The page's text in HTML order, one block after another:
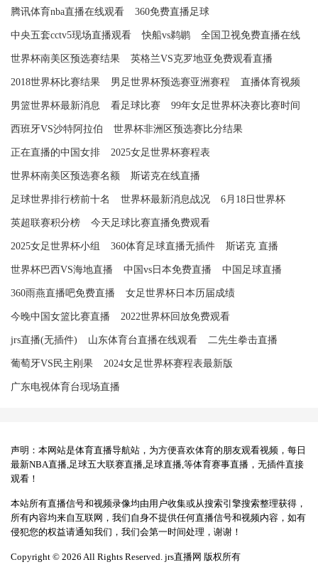
腾讯体育nba直播在线观看 360免费直播足球
中央五套cctv5现场直播观看 快船vs鹈鹕 全国卫视免费直播在线
世界杯南美区预选赛结果 英格兰VS克罗地亚免费观看直播
2018世界杯比赛结果 男足世界杯预选赛亚洲赛程 直播体育视频
男篮世界杯最新消息 看足球比赛 99年女足世界杯决赛比赛时间
西班牙VS沙特阿拉伯 世界杯非洲区预选赛比分结果
正在直播的中国女排 2025女足世界杯赛程表
世界杯南美区预选赛名额 斯诺克在线直播
足球世界排行榜前十名 世界杯最新消息战况 6月18日世界杯
英超联赛积分榜 今天足球比赛直播免费观看
2025女足世界杯小组 360体育足球直播无插件 斯诺克 直播
世界杯巴西VS海地直播 中国vs日本免费直播 中国足球直播
360雨燕直播吧免费直播 女足世界杯日本历届成绩
今晚中国女篮比赛直播 2022世界杯回放免费观看
jrs直播(无插件) 山东体育台直播在线观看 二先生拳击直播
葡萄牙VS民主刚果 2024女足世界杯赛程表最新版
广东电视体育台现场直播
声明：本网站是体育直播导航站，为方便喜欢体育的朋友观看视频，每日
最新NBA直播,足球五大联赛直播,足球直播,等体育赛事直播，无插件直接
观看！
本站所有直播信号和视频录像均由用户收集或从搜索引擎搜索整理获得，
所有内容均来自互联网，我们自身不提供任何直播信号和视频内容，如有
侵犯您的权益请通知我们，我们会第一时间处理，谢谢！
Copyright © 2026 All Rights Reserved. jrs直播网 版权所有